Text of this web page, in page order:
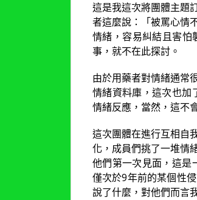
這是我這次將團體主題
者這麼說：「被罵心情
情緒，容易糾結且害怕
事，就不在此探討。
由於用藥者對情緒通常
情緒資料庫，這次也加
情緒反應，當然，這不
這次團體在進行互相自
化，成員們挑了一堆情
他們第一次見面，這是
僅次於9年前的某個性
說了什麼，對他們而言